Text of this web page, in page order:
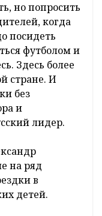
но попросить
когда
посидеть
футболом и
Здесь более
стране. И
без
и
лидер.
на ряд
в
детей.